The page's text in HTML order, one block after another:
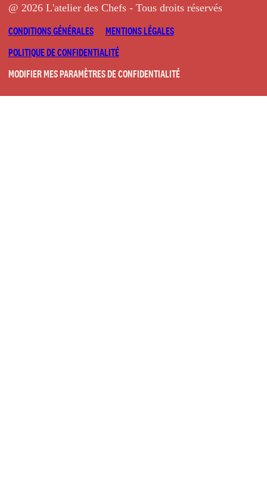
@ 2026 L'atelier des Chefs - Tous droits réservés
CONDITIONS GÉNÉRALES
MENTIONS LÉGALES
POLITIQUE DE CONFIDENTIALITÉ
MODIFIER MES PARAMÈTRES DE CONFIDENTIALITÉ